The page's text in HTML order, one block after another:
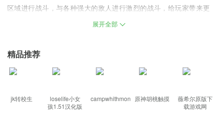
区域进行战斗，与各种强大的敌人进行激烈的战斗，给玩家带来更
在世界排名赛中与玩家一较高下，登上海洋守护者排名榜首。
即使离线，也可以持续获取资源，轻松升级战舰，增强实力;
只有合理安排战舰装备和技能，才能在复杂的海战中立于不败之
展开全部
精品推荐
jk转校生
loselife小女
孩1.51汉化版
campwhithmon 原神胡桃触摸
薇希尔原版下
载游戏网